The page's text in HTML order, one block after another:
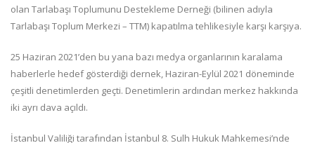
olan Tarlabaşı Toplumunu Destekleme Derneği (bilinen adıyla
Tarlabaşı Toplum Merkezi – TTM) kapatılma tehlikesiyle karşı karşıya.
25 Haziran 2021’den bu yana bazı medya organlarının karalama
haberlerle hedef gösterdiği dernek, Haziran-Eylül 2021 döneminde
çeşitli denetimlerden geçti. Denetimlerin ardından merkez hakkında
iki ayrı dava açıldı.
İstanbul Valiliği tarafından İstanbul 8. Sulh Hukuk Mahkemesi’nde